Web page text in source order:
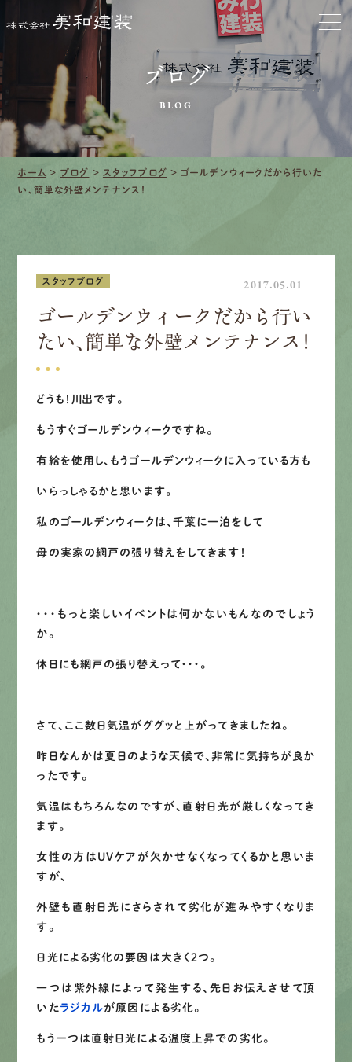
お家をきれいに
会社をきれいに
クリーニング
施工事例
口コミ・レビュー紹介
募集要項
エントリー
有資格者が、無料建物診断いたします!!
0120-44-2605
定休日 日曜・祝日
Webお問い合わせ
LINEでお手軽相談
ブログ
BLOG
ホーム > ブログ > スタッフブログ > ゴールデンウィークだから行いた
い、簡単な外壁メンテナンス！
スタッフブログ 2017.05.01
ゴールデンウィークだから行い
たい、簡単な外壁メンテナンス！
どうも！川出です。
もうすぐゴールデンウィークですね。
有給を使用し、もうゴールデンウィークに入っている方も
いらっしゃるかと思います。
私のゴールデンウィークは、千葉に一泊をして
母の実家の網戸の張り替えをしてきます！
・・・もっと楽しいイベントは何かないもんなのでしょう
か。
休日にも網戸の張り替えって・・・。
さて、ここ数日気温がググッと上がってきましたね。
昨日なんかは夏日のような天候で、非常に気持ちが良か
ったです。
気温はもちろんなのですが、直射日光が厳しくなってき
ます。
女性の方はUVケアが欠かせなくなってくるかと思いま
すが、
外壁も直射日光にさらされて劣化が進みやすくなりま
す。
日光による劣化の要因は大きく２つ。
一つは紫外線によって発生する、先日お伝えさせて頂
いたラジカルが原因による劣化。
もう一つは直射日光による温度上昇での劣化。